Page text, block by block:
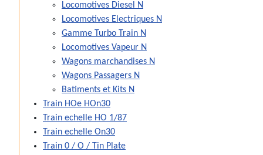
Locomotives Diesel N
Locomotives Electriques N
Gamme Turbo Train N
Locomotives Vapeur N
Wagons marchandises N
Wagons Passagers N
Batiments et Kits N
Train HOe HOn30
Train echelle HO 1/87
Train echelle On30
Train 0 / O / Tin Plate